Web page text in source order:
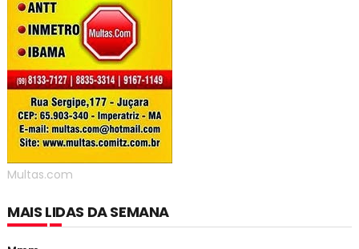
Multas.com
MAIS LIDAS DA SEMANA